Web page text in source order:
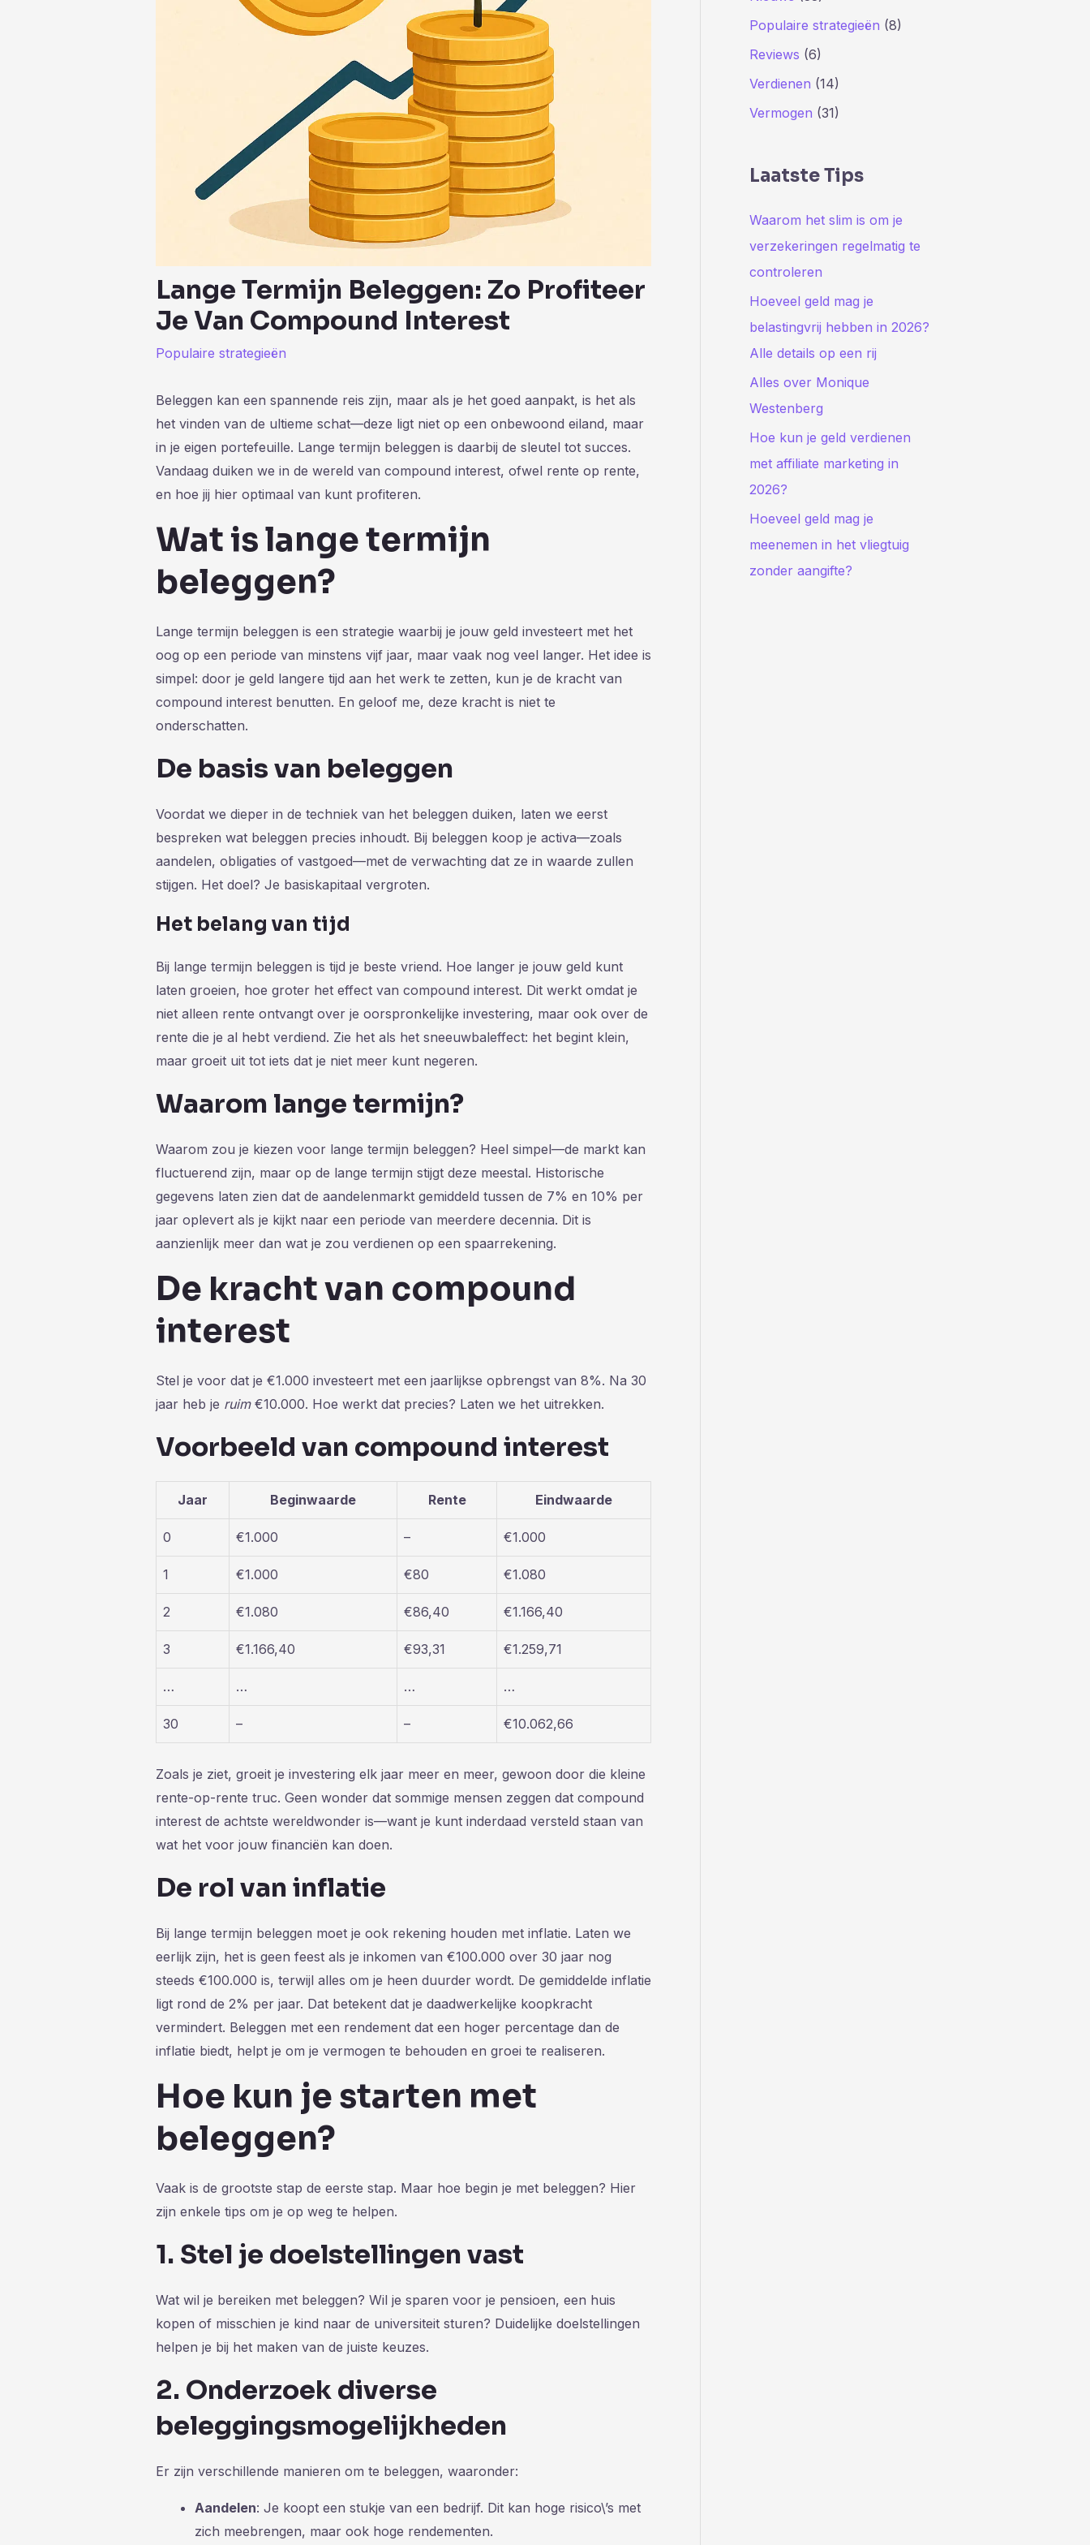
Lange Termijn Beleggen: Zo Profiteer
Je Van Compound Interest
Populaire strategieën
Beleggen kan een spannende reis zijn, maar als je het goed aanpakt, is het als
het vinden van de ultieme schat—deze ligt niet op een onbewoond eiland, maar
in je eigen portefeuille. Lange termijn beleggen is daarbij de sleutel tot succes.
Vandaag duiken we in de wereld van compound interest, ofwel rente op rente,
en hoe jij hier optimaal van kunt profiteren.
Wat is lange termijn
beleggen?
Lange termijn beleggen is een strategie waarbij je jouw geld investeert met het
oog op een periode van minstens vijf jaar, maar vaak nog veel langer. Het idee is
simpel: door je geld langere tijd aan het werk te zetten, kun je de kracht van
compound interest benutten. En geloof me, deze kracht is niet te
onderschatten.
De basis van beleggen
Voordat we dieper in de techniek van het beleggen duiken, laten we eerst
bespreken wat beleggen precies inhoudt. Bij beleggen koop je activa—zoals
aandelen, obligaties of vastgoed—met de verwachting dat ze in waarde zullen
stijgen. Het doel? Je basiskapitaal vergroten.
Het belang van tijd
Bij lange termijn beleggen is tijd je beste vriend. Hoe langer je jouw geld kunt
laten groeien, hoe groter het effect van compound interest. Dit werkt omdat je
niet alleen rente ontvangt over je oorspronkelijke investering, maar ook over de
rente die je al hebt verdiend. Zie het als het sneeuwbaleffect: het begint klein,
maar groeit uit tot iets dat je niet meer kunt negeren.
Waarom lange termijn?
Waarom zou je kiezen voor lange termijn beleggen? Heel simpel—de markt kan
fluctuerend zijn, maar op de lange termijn stijgt deze meestal. Historische
gegevens laten zien dat de aandelenmarkt gemiddeld tussen de 7% en 10% per
jaar oplevert als je kijkt naar een periode van meerdere decennia. Dit is
aanzienlijk meer dan wat je zou verdienen op een spaarrekening.
De kracht van compound
interest
Stel je voor dat je €1.000 investeert met een jaarlijkse opbrengst van 8%. Na 30
jaar heb je ruim€10.000. Hoe werkt dat precies? Laten we het uitrekken.
Voorbeeld van compound interest
Jaar Beginwaarde Rente Eindwaarde
0 €1.000 – €1.000
1 €1.000 €80 €1.080
2 €1.080 €86,40 €1.166,40
3 €1.166,40 €93,31 €1.259,71
… … … …
30 – – €10.062,66
Zoals je ziet, groeit je investering elk jaar meer en meer, gewoon door die kleine
rente-op-rente truc. Geen wonder dat sommige mensen zeggen dat compound
interest de achtste wereldwonder is—want je kunt inderdaad versteld staan van
wat het voor jouw financiën kan doen.
De rol van inflatie
Bij lange termijn beleggen moet je ook rekening houden met inflatie. Laten we
eerlijk zijn, het is geen feest als je inkomen van €100.000 over 30 jaar nog
steeds €100.000 is, terwijl alles om je heen duurder wordt. De gemiddelde inflatie
ligt rond de 2% per jaar. Dat betekent dat je daadwerkelijke koopkracht
vermindert. Beleggen met een rendement dat een hoger percentage dan de
inflatie biedt, helpt je om je vermogen te behouden en groei te realiseren.
Hoe kun je starten met
beleggen?
Vaak is de grootste stap de eerste stap. Maar hoe begin je met beleggen? Hier
zijn enkele tips om je op weg te helpen.
1. Stel je doelstellingen vast
Wat wil je bereiken met beleggen? Wil je sparen voor je pensioen, een huis
kopen of misschien je kind naar de universiteit sturen? Duidelijke doelstellingen
helpen je bij het maken van de juiste keuzes.
2. Onderzoek diverse
beleggingsmogelijkheden
Er zijn verschillende manieren om te beleggen, waaronder:
Aandelen: Je koopt een stukje van een bedrijf. Dit kan hoge risico\’s met
zich meebrengen, maar ook hoge rendementen.
Populaire strategieën (8)
Reviews (6)
Verdienen (14)
Vermogen (31)
Laatste Tips
Waarom het slim is om je
verzekeringen regelmatig te
controleren
Hoeveel geld mag je
belastingvrij hebben in 2026?
Alle details op een rij
Alles over Monique
Westenberg
Hoe kun je geld verdienen
met affiliate marketing in
2026?
Hoeveel geld mag je
meenemen in het vliegtuig
zonder aangifte?